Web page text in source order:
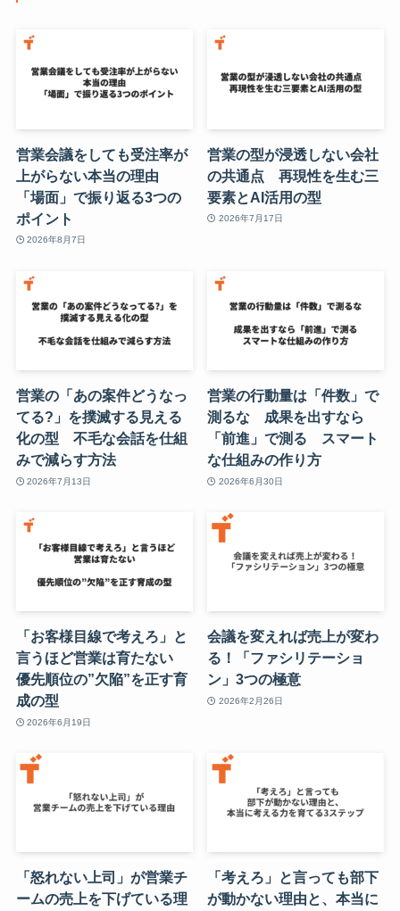
営業会議をしても受注率が
上がらない本当の理由
「場面」で振り返る3つの
ポイント
2026年8月7日
営業の型が浸透しない会社
の共通点 再現性を生む三
要素とAI活用の型
2026年7月17日
営業の「あの案件どうなっ
てる?」を撲滅する見える
化の型 不毛な会話を仕組
みで減らす方法
2026年7月13日
営業の行動量は「件数」で
測るな 成果を出すなら
「前進」で測る スマート
な仕組みの作り方
2026年6月30日
「お客様目線で考えろ」と
言うほど営業は育たない
優先順位の”欠陥”を正す育
成の型
2026年6月19日
会議を変えれば売上が変わ
る！「ファシリテーショ
ン」3つの極意
2026年2月26日
「怒れない上司」が営業チ
ームの売上を下げている理
「考えろ」と言っても部下
が動かない理由と、本当に